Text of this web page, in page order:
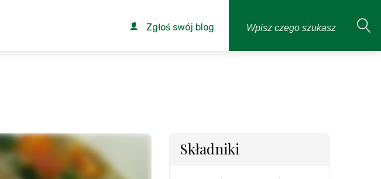
Zgłoś swój blog
Składniki